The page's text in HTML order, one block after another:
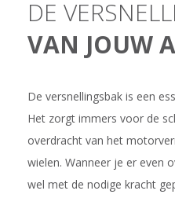
DE
VAN JOUW
De versnellingsbak is een
Het zorgt immers voor de
overdracht van het
wielen. Wanneer je er even
wel met de nodige kracht